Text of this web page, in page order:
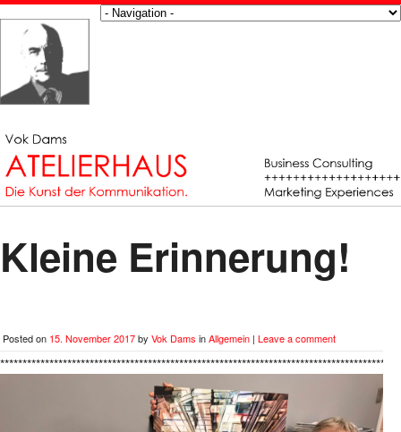
Kleine Erinnerung!
Posted on 15. November 2017by Vok Dams inAllgemein | Leave a comment